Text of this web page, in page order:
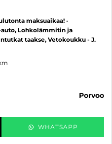
maksuaikaa! -
Lohkolämmitin ja
taakse, Vetokoukku - J.
porvoo
WHATSAPP